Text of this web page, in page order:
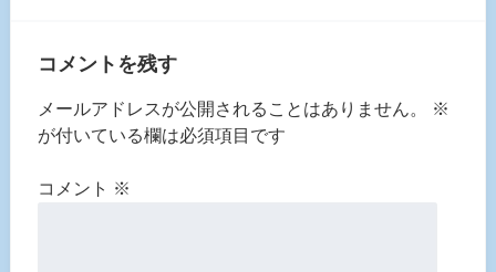
コメントを残す
メールアドレスが公開されることはありません。
※
が付いている欄は必須項目です
コメント ※